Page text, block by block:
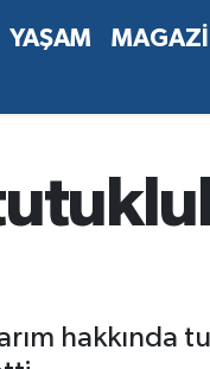
YAŞAM
hakkında